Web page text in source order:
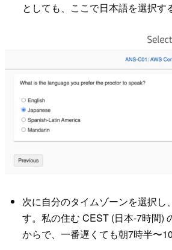
としても、ここで日本語を選択す
次に自分のタイムゾーンを選択し
す。私の住む CEST (日本-7時間)
からで、一番遅くても朝7時半〜